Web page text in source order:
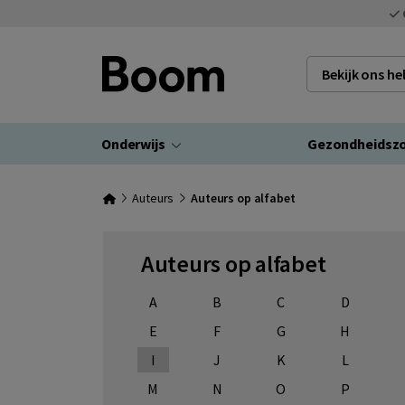
Bekijk ons
Onderwijs
Auteurs Auteurs op alfabet
Auteurs op alfabet
A B C
D
E
F G
H
I
J K
L
M
N O
P